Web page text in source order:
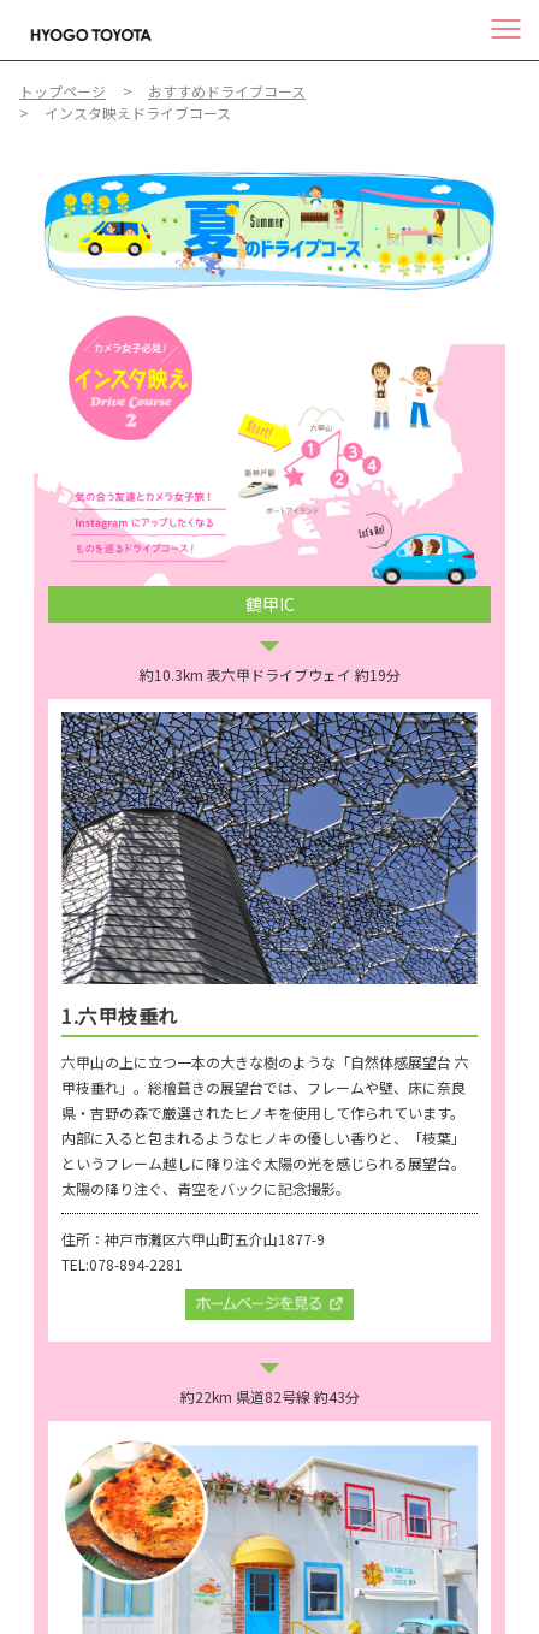
トップページ
おすすめドライブコース
インスタ映えドライブコース
鶴甲IC
約10.3km 表六甲ドライブウェイ 約19分
1.六甲枝垂れ
六甲山の上に立つ一本の大きな樹のような「自然体感展望台 六
甲枝垂れ」。総檜葺きの展望台では、フレームや壁、床に奈良
県・吉野の森で厳選されたヒノキを使用して作られています。
内部に入ると包まれるようなヒノキの優しい香りと、「枝葉」
というフレーム越しに降り注ぐ太陽の光を感じられる展望台。
太陽の降り注ぐ、青空をバックに記念撮影。
住所：神戸市灘区六甲山町五介山1877-9
TEL:078-894-2281
約22km 県道82号線 約43分